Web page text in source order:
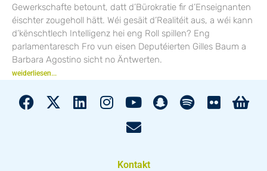
Gewerkschafte betount, datt d’Bürokratie fir d’Enseignanten
éischter zougeholl hätt. Wéi gesäit d’Realitéit aus, a wéi kann
d’kënschtlech Intelligenz hei eng Roll spillen? Eng
parlamentaresch Fro vun eisen Deputéierten Gilles Baum a
Barbara Agostino sicht no Äntwerten.
weiderliesen...
Kontakt